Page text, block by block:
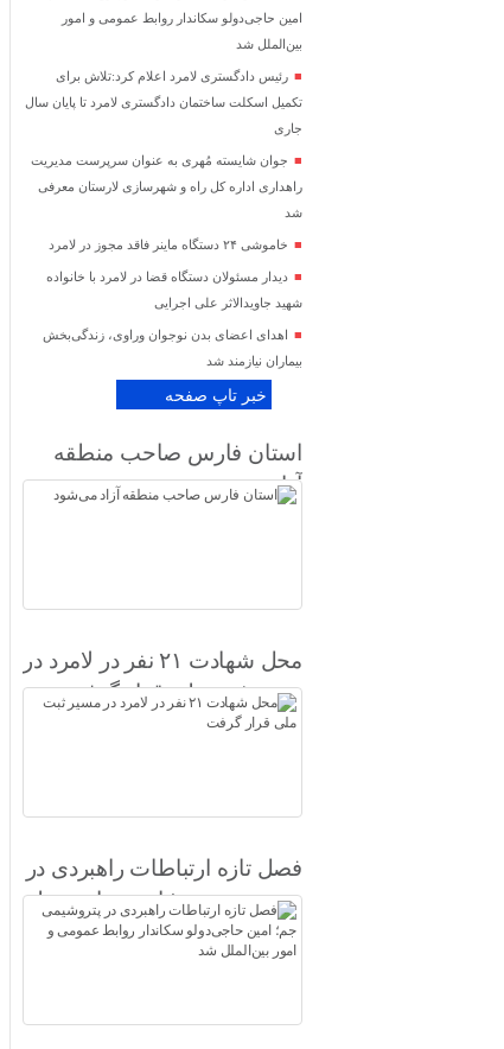
امین حاجی‌دولو سکاندار روابط عمومی و امور
بین‌الملل شد
رئیس دادگستری لامرد اعلام کرد:تلاش برای
تکمیل اسکلت ساختمان دادگستری لامرد تا پایان سال
جاری
جوان شایسته مُهری به عنوان سرپرست مدیریت
راهداری اداره کل راه و شهرسازی لارستان معرفی
شد
خاموشی ۲۴ دستگاه ماینر فاقد مجوز در لامرد
دیدار مسئولان دستگاه قضا در لامرد با خانواده
شهید جاویدالاثر علی اجرایی
اهدای اعضای بدن نوجوان وراوی، زندگی‌بخش
بیماران نیازمند شد
خبر تاپ صفحه
استان فارس صاحب منطقه
آزاد می‌شود
محل شهادت ۲۱ نفر در لامرد در
مسیر ثبت ملی قرار گرفت
فصل تازه ارتباطات راهبردی در
پتروشیمی جم؛ امین حاجی‌دولو
سکاندار روابط عمومی و امور
بین‌الملل شد